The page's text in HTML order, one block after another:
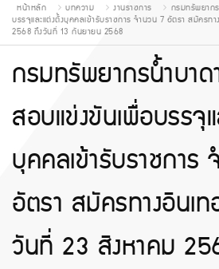
หน้าหลัก บทความ งานราชการ
กรมทรัพยาก
บรรจุและแต่งตั้งบุคคลเข้ารับราชการ จำนวน 7 อัตรา สมัครท
2568 ถึงวันที่ 13 กันยายน 2568
กรมทรัพยากรน้ำบา
สอบแข่งขันเพื่อบรรจุ
บุคคลเข้ารับราชการ
อัตรา สมัครทางอินเท
วันที่ 23 สิงหาคม